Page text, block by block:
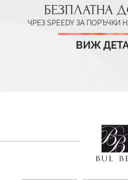
БЕЗПЛАТНА
ЧРЕЗ SPEEDY ЗА ПОРЪЧКИ
ВИЖ